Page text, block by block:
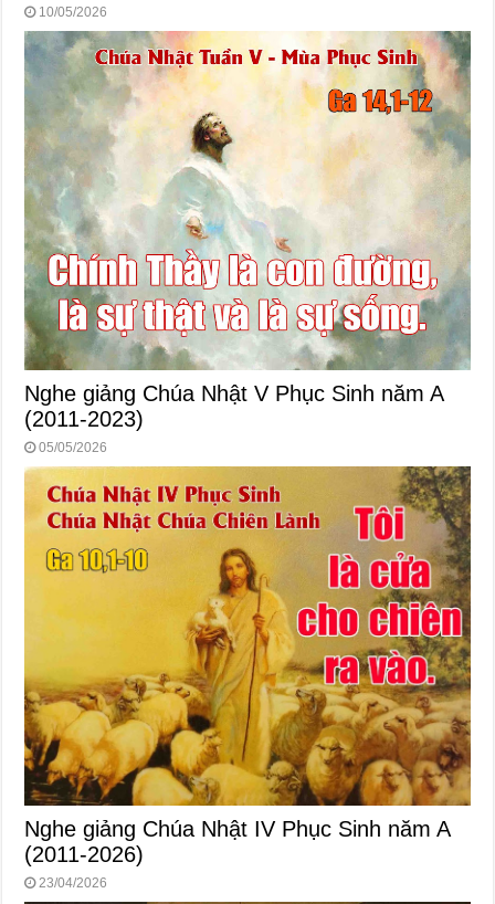
10/05/2026
Nghe giảng Chúa Nhật V Phục Sinh năm A
(2011-2023)
05/05/2026
Nghe giảng Chúa Nhật IV Phục Sinh năm A
(2011-2026)
23/04/2026